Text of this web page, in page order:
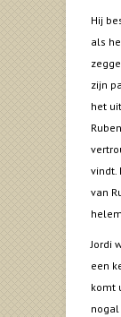
Hij
als
zijn
het
vindt.
van
Jordi
een
komt
nogal